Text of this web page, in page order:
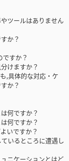
ツールはありません
か？
すか？
けますか？
,具体的な対応・ケ
か？
何ですか？
何ですか？
ですか？
いるところに遭遇し
ニケーションとはど